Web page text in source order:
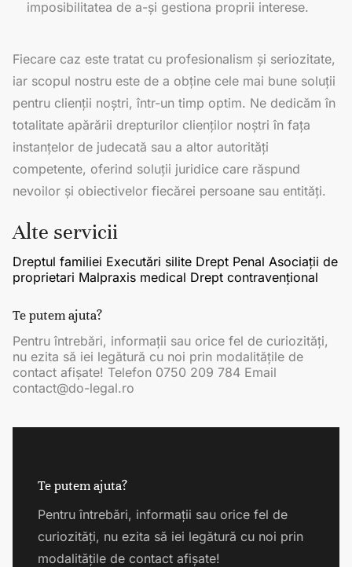
imposibilitatea de a-și gestiona proprii interese.
Fiecare caz este tratat cu profesionalism și seriozitate,
iar scopul nostru este de a obține cele mai bune soluții
pentru clienții noștri, într-un timp optim. Ne dedicăm în
totalitate apărării drepturilor clienților noștri în fața
instanțelor de judecată sau a altor autorități
competente, oferind soluții juridice care răspund
nevoilor și obiectivelor fiecărei persoane sau entități.
Alte servicii
Dreptul familiei Executări silite Drept Penal Asociații de
proprietari Malpraxis medical Drept contravențional
Te putem ajuta?
Pentru întrebări, informații sau orice fel de curiozități,
nu ezita să iei legătură cu noi prin modalitățile de
contact afișate! Telefon 0750 209 784 Email
contact@do-legal.ro
Te putem ajuta?
Pentru întrebări, informații sau orice fel de
curiozități, nu ezita să iei legătură cu noi prin
modalitățile de contact afișate!